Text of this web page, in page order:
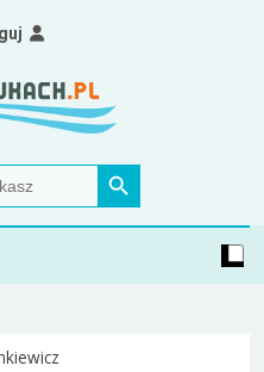
narciarstwa biegowego
Search Button